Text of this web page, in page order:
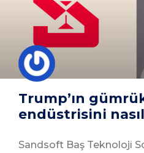
Trump’ın
endüstrisini
Sandsoft Baş Teknoloji